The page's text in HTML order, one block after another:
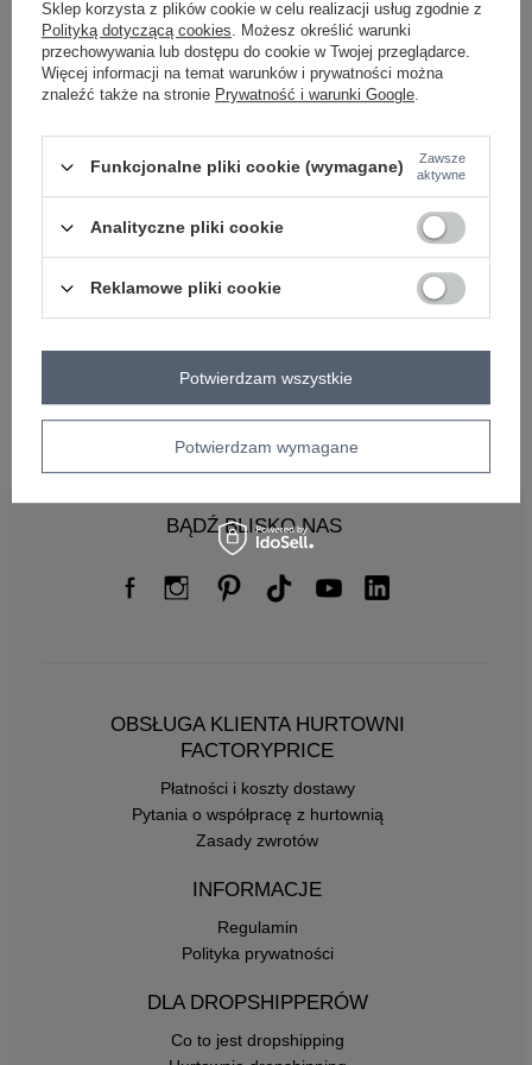
midi
#rękaw:
długi rękaw
#dekolt:
okrągły
#zapięcie:
#cechy dodatkowe:
materiał prążkowany
z paskiem
#skład materiału :
50% bawełna,45% poliester,5% elastan
pranie w pralce w 30°C
#modelka:
Modelka ma na sobie rozmiar S/M. Wymiary modelki: wzrost 175 cm,
biust 90 cm, talia 66 cm, biodra 94 cm
Rozmiar: S/M
Rozmiar: L/XL
BĄDŹ BLISKO NAS
OBSŁUGA KLIENTA HURTOWNI
FACTORYPRICE
Płatności i koszty dostawy
Pytania o współpracę z hurtownią
Zasady zwrotów
INFORMACJE
Regulamin
Polityka prywatności
DLA DROPSHIPPERÓW
Co to jest dropshipping
Sklep korzysta z plików cookie w celu realizacji usług zgodnie z
Polityką dotyczącą cookies. Możesz określić warunki
przechowywania lub dostępu do cookie w Twojej przeglądarce.
Więcej informacji na temat warunków i prywatności można
znaleźć także na stronie Prywatność i warunki Google.
Funkcjonalne pliki cookie (wymagane)
Zawsze
aktywne
Analityczne pliki cookie
Reklamowe pliki cookie
Potwierdzam wymagane
Potwierdzam wszystkie